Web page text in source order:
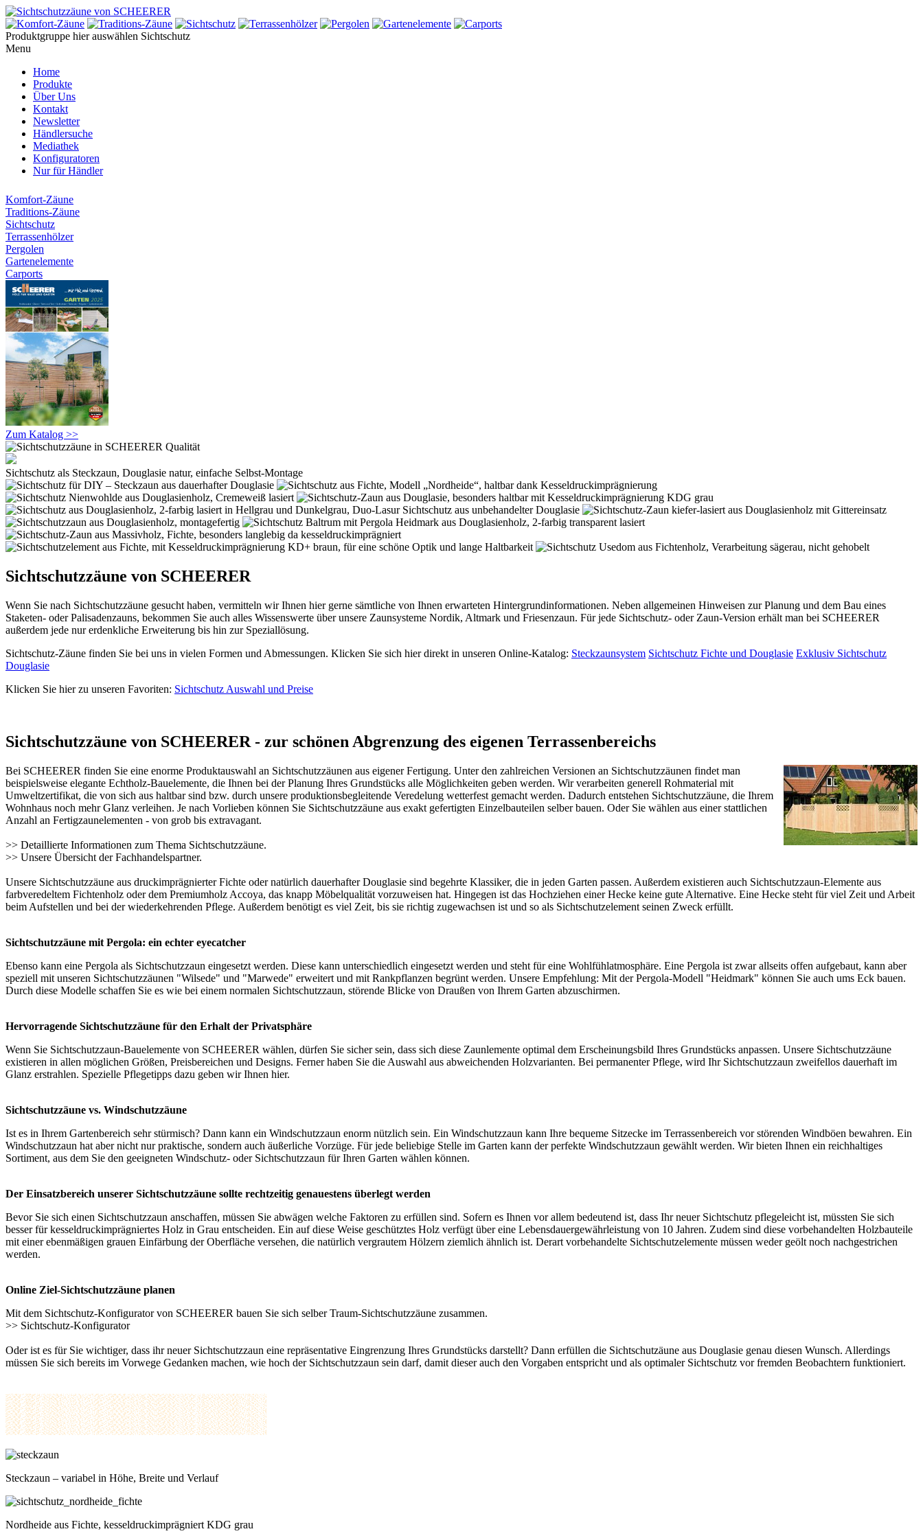
Produktgruppe hier auswählen Sichtschutz
Menu
Home
Produkte
Über Uns
Kontakt
Newsletter
Händlersuche
Mediathek
Konfiguratoren
Nur für Händler
Komfort-Zäune
Traditions-Zäune
Sichtschutz
Terrassenhölzer
Pergolen
Gartenelemente
Carports
Zum Katalog >>
Sichtschutz als Steckzaun, Douglasie natur, einfache Selbst-Montage
Sichtschutzzäune von SCHEERER
Wenn Sie nach Sichtschutzzäune gesucht haben, vermitteln wir Ihnen hier gerne sämtliche von Ihnen erwarteten Hintergrundinformationen. Neben allgemeinen Hinweisen zur Planung und dem Bau eines
Staketen- oder Palisadenzauns, bekommen Sie auch alles Wissenswerte über unsere Zaunsysteme Nordik, Altmark und Friesenzaun. Für jede Sichtschutz- oder Zaun-Version erhält man bei SCHEERER
außerdem jede nur erdenkliche Erweiterung bis hin zur Speziallösung.
Sichtschutz-Zäune finden Sie bei uns in vielen Formen und Abmessungen. Klicken Sie sich hier direkt in unseren Online-Katalog: Steckzaunsystem Sichtschutz Fichte und Douglasie Exklusiv Sichtschutz
Douglasie
Klicken Sie hier zu unseren Favoriten: Sichtschutz Auswahl und Preise
Sichtschutzzäune von SCHEERER - zur schönen Abgrenzung des eigenen Terrassenbereichs
Bei SCHEERER finden Sie eine enorme Produktauswahl an Sichtschutzzäunen aus eigener Fertigung. Unter den zahlreichen Versionen an Sichtschutzzäunen findet man
beispielsweise elegante Echtholz-Bauelemente, die Ihnen bei der Planung Ihres Grundstücks alle Möglichkeiten geben werden. Wir verarbeiten generell Rohmaterial mit
Umweltzertifikat, die von sich aus haltbar sind bzw. durch unsere produktionsbegleitende Veredelung wetterfest gemacht werden. Dadurch entstehen Sichtschutzzäune, die Ihrem
Wohnhaus noch mehr Glanz verleihen. Je nach Vorlieben können Sie Sichtschutzzäune aus exakt gefertigten Einzelbauteilen selber bauen. Oder Sie wählen aus einer stattlichen
Anzahl an Fertigzaunelementen - von grob bis extravagant.
>> Detaillierte Informationen zum Thema Sichtschutzzäune.
>> Unsere Übersicht derFachhandelspartner.
Unsere Sichtschutzzäune aus druckimprägnierter Fichte oder natürlich dauerhafter Douglasie sind begehrte Klassiker, die in jeden Garten passen. Außerdem existieren auch Sichtschutzzaun-Elemente aus
farbveredeltem Fichtenholz oder dem Premiumholz Accoya, das knapp Möbelqualität vorzuweisen hat. Hingegen ist das Hochziehen einer Hecke keine gute Alternative. Eine Hecke steht für viel Zeit und Arbeit
beim Aufstellen und bei der wiederkehrenden Pflege. Außerdem benötigt es viel Zeit, bis sie richtig zugewachsen ist und so als Sichtschutzelement seinen Zweck erfüllt.
Sichtschutzzäune mit Pergola: ein echter eyecatcher
Ebenso kann eine Pergola als Sichtschutzzaun eingesetzt werden. Diese kann unterschiedlich eingesetzt werden und steht für eine Wohlfühlatmosphäre. Eine Pergola ist zwar allseits offen aufgebaut, kann aber
speziell mit unseren Sichtschutzzäunen "Wilsede" und "Marwede" erweitert und mit Rankpflanzen begrünt werden. Unsere Empfehlung: Mit der Pergola-Modell "Heidmark" können Sie auch ums Eck bauen.
Durch diese Modelle schaffen Sie es wie bei einem normalen Sichtschutzzaun, störende Blicke von Draußen von Ihrem Garten abzuschirmen.
Hervorragende Sichtschutzzäune für den Erhalt der Privatsphäre
Wenn Sie Sichtschutzzaun-Bauelemente von SCHEERER wählen, dürfen Sie sicher sein, dass sich diese Zaunlemente optimal dem Erscheinungsbild Ihres Grundstücks anpassen. Unsere Sichtschutzzäune
existieren in allen möglichen Größen, Preisbereichen und Designs. Ferner haben Sie die Auswahl aus abweichenden Holzvarianten. Bei permanenter Pflege, wird Ihr Sichtschutzzaun zweifellos dauerhaft im
Glanz erstrahlen. Spezielle Pflegetipps dazu geben wir Ihnen hier.
Sichtschutzzäune vs. Windschutzzäune
Ist es in Ihrem Gartenbereich sehr stürmisch? Dann kann ein Windschutzzaun enorm nützlich sein. Ein Windschutzzaun kann Ihre bequeme Sitzecke im Terrassenbereich vor störenden Windböen bewahren. Ein
Windschutzzaun hat aber nicht nur praktische, sondern auch äußerliche Vorzüge. Für jede beliebige Stelle im Garten kann der perfekte Windschutzzaun gewählt werden. Wir bieten Ihnen ein reichhaltiges
Sortiment, aus dem Sie den geeigneten Windschutz- oder Sichtschutzzaun für Ihren Garten wählen können.
Der Einsatzbereich unserer Sichtschutzzäune sollte rechtzeitig genauestens überlegt werden
Bevor Sie sich einen Sichtschutzzaun anschaffen, müssen Sie abwägen welche Faktoren zu erfüllen sind. Sofern es Ihnen vor allem bedeutend ist, dass Ihr neuer Sichtschutz pflegeleicht ist, müssten Sie sich
besser für kesseldruckimprägniertes Holz in Grau entscheiden. Ein auf diese Weise geschütztes Holz verfügt über eine Lebensdauergewährleistung von 10 Jahren. Zudem sind diese vorbehandelten Holzbauteile
mit einer ebenmäßigen grauen Einfärbung der Oberfläche versehen, die natürlich vergrautem Hölzern ziemlich ähnlich ist. Derart vorbehandelte Sichtschutzelemente müssen weder geölt noch nachgestrichen
werden.
Online Ziel-Sichtschutzzäune planen
Mit dem Sichtschutz-Konfigurator von SCHEERER bauen Sie sich selber Traum-Sichtschutzzäune zusammen.
>> Sichtschutz-Konfigurator
Oder ist es für Sie wichtiger, dass ihr neuer Sichtschutzzaun eine repräsentative Eingrenzung Ihres Grundstücks darstellt? Dann erfüllen die Sichtschutzäune aus Douglasie genau diesen Wunsch. Allerdings
müssen Sie sich bereits im Vorwege Gedanken machen, wie hoch der Sichtschutzzaun sein darf, damit dieser auch den Vorgaben entspricht und als optimaler Sichtschutz vor fremden Beobachtern funktioniert.
Steckzaun – variabel in Höhe, Breite und Verlauf
Nordheide aus Fichte, kesseldruckimprägniert KDG grau